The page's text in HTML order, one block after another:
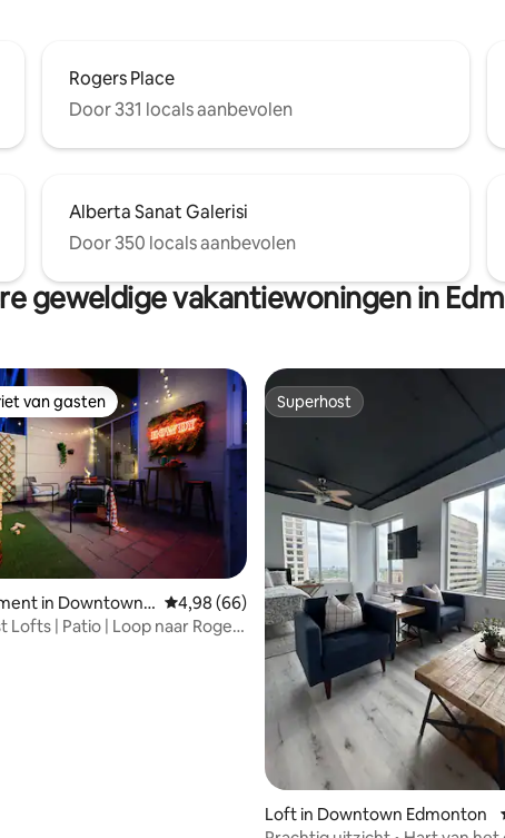
Rogers Place
Door 331 locals aanbevolen
Alberta Sanat Galerisi
Door 350 locals aanbevolen
geweldige vakantiewoningen in
van 4,93 op 5, 28 recensies
van gasten
van gasten
in Downtown E Gemiddelde beoordeling van 4,98 op 5, 66
4,98 (66)
Lofts | Patio | Loop naar Rogers
Superhost
Superhost
Loft in Downtown Edmonton